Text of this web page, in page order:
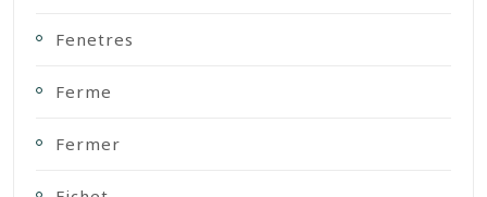
Fenetres
Ferme
Fermer